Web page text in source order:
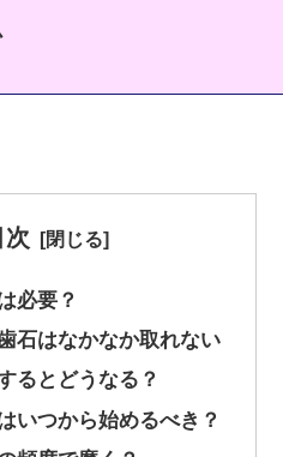
次
必要？
石はなかなか取れない
るとどうなる？
いつから始めるべき？